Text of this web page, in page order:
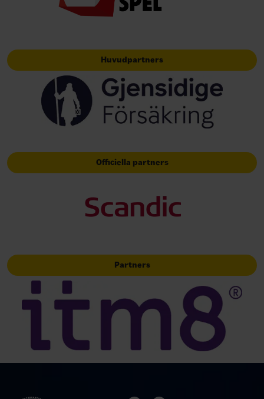
Huvudpartners
Officiella partners
Partners